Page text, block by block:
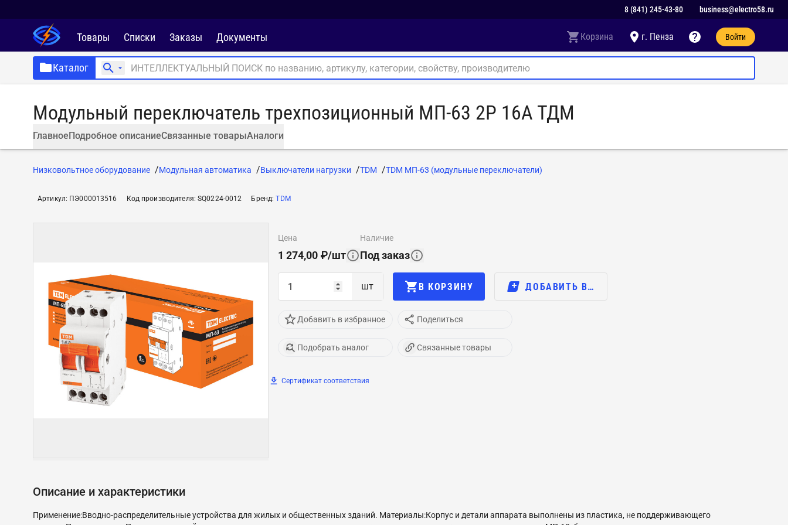
8 (841) 245-43-80 business@electro58.ru
Товары Списки Заказы Документы Корзина г. Пенза Войти
Каталог
Модульный переключатель трехпозиционный МП-63 2P 16А ТДМ
ГлавноеПодробное описаниеСвязанные товарыАналоги
Низковольтное оборудование Модульная автоматика Выключатели нагрузки TDM TDM МП-63 (модульные переключатели)
Артикул: ПЭ000013516 Код производителя:SQ0224-0012 Бренд:TDM
цена
1 274,00 ₽/шт
наличие
Под заказ
шт В КОРЗИНУ ДОБАВИТЬ В…
Добавить в избранное Поделиться
Подобрать аналог Связанные товары
Сертификат соответствия
Описание и характеристики
Применение:Вводно-распределительные устройства для жилых и общественных зданий. Материалы:Корпус и детали аппарата выполнены из пластика, не поддерживающего